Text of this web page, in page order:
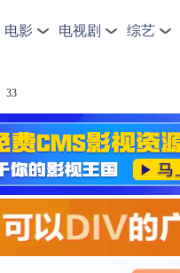
电影 电视剧 综艺
33